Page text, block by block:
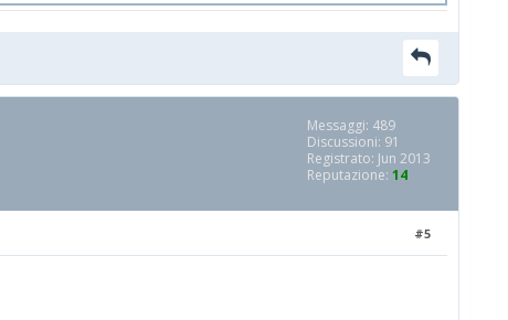
Messaggi: 489
Discussioni: 91
Registrato: Jun 2013
Reputazione: 14
#5